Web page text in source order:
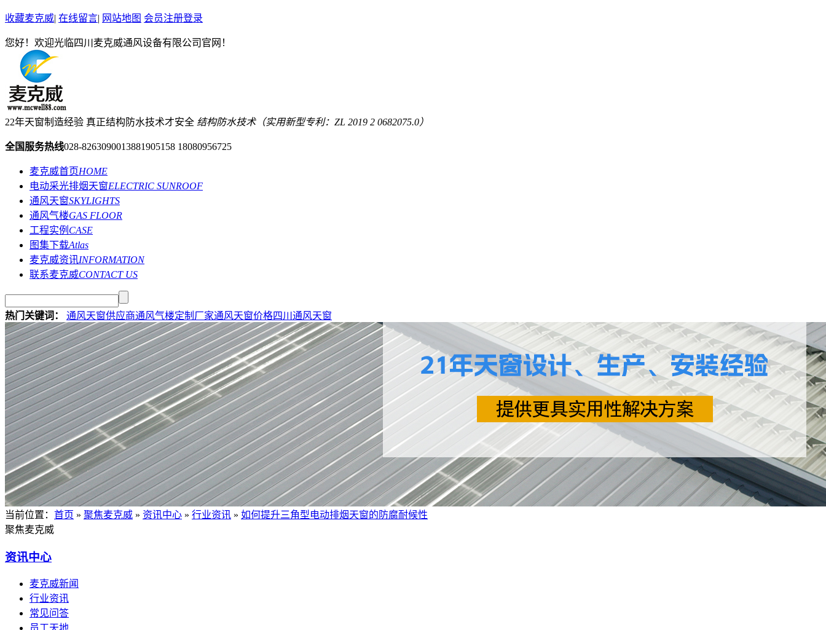
收藏麦克威| 在线留言| 网站地图 会员注册登录
您好！欢迎光临四川麦克威通风设备有限公司官网！
22年天窗制造经验 真正结构防水技术才安全 结构防水技术（实用新型专利：ZL 2019 2 0682075.0）
全国服务热线028-8263090013881905158 18080956725
麦克威首页HOME
电动采光排烟天窗ELECTRIC SUNROOF
通风天窗SKYLIGHTS
通风气楼GAS FLOOR
工程实例 CASE
图集下载Atlas
麦克威资讯INFORMATION
联系麦克威CONTACT US
热门关键词： 通风天窗供应商通风气楼定制厂家通风天窗价格四川通风天窗
当前位置 ： 首页 » 聚焦麦克威 » 资讯中心 » 行业资讯 » 如何提升三角型电动排烟天窗的防腐耐候性
聚焦麦克威
资讯中心
麦克威新闻
行业资讯
常见问答